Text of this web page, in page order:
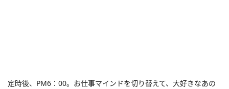
定時後、PM6：00。お仕事マインドを切り替えて、大好きなあの